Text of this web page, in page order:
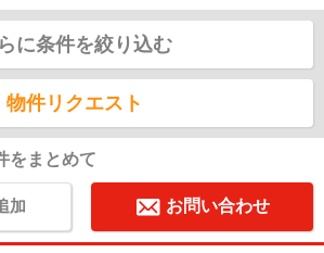
に条件を絞り込む
物件リクエスト
をまとめて
加 お問い合わせ